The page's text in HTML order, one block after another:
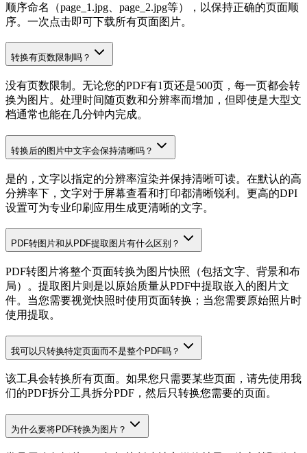
顺序命名（page_1.jpg、page_2.jpg等），以保持正确的页面顺
序。一次点击即可下载所有页面图片。
转换有页数限制吗？
没有页数限制。无论您的PDF有1页还是500页，每一页都会转
换为图片。处理时间随页数和分辨率而增加，但即使是大型文
档通常也能在几分钟内完成。
转换后的图片中文字会保持清晰吗？
是的，文字以指定的分辨率渲染并保持清晰可读。在默认的高
分辨率下，文字对于屏幕查看和打印都清晰锐利。更高的DPI
设置可为专业印刷应用生成更清晰的文字。
PDF转图片和从PDF提取图片有什么区别？
PDF转图片将整个页面转换为图片快照（包括文字、背景和布
局）。提取图片则是以原始质量从PDF中提取嵌入的图片文
件。当您需要视觉快照时使用页面转换；当您需要原始照片时
使用提取。
我可以只转换特定页面而不是整个PDF吗？
该工具会转换所有页面。如果您只需要某些页面，请先使用我
们的PDF拆分工具拆分PDF，然后只转换您需要的页面。
为什么要将PDF转换为图片？